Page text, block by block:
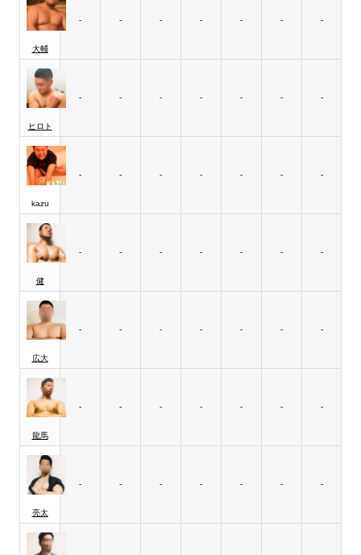
大輔
- - - - - - -
ヒロト
- - - - - - -
kazu
- - - - - - -
健
- - - - - - -
広大
- - - - - - -
龍馬
- - - - - - -
亮太
- - - - - - -